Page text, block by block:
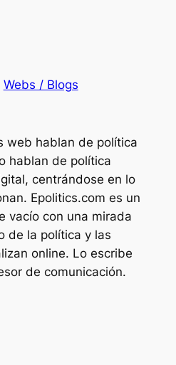
Webs / Blogs
web hablan de política
hablan de política
centrándose en lo
Epolitics.com es un
vacío con una mirada
de la política y las
online. Lo escribe
de comunicación.